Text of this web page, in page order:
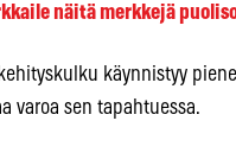
näitä merkkejä
käynnistyy
varoa sen tapahtuessa.